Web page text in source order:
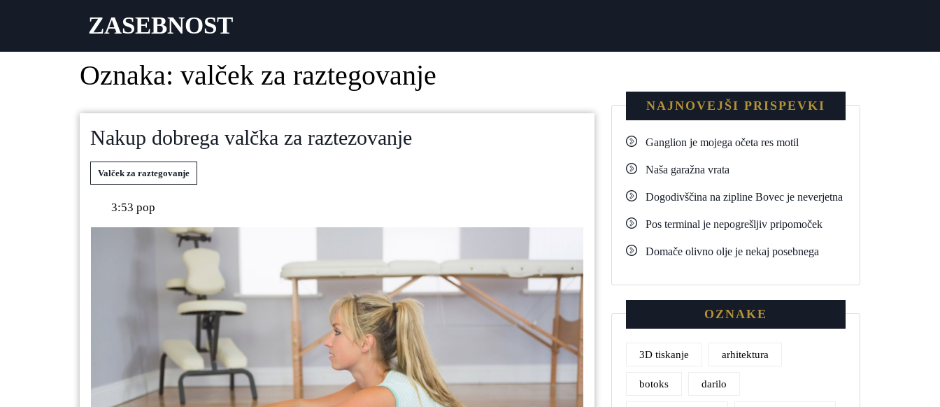
ZASEBNOST
Oznaka: valček za raztegovanje
Nakup dobrega valčka za raztezovanje
Valček za raztegovanje
3:53 pop
NAJNOVEJŠI PRISPEVKI
Ganglion je mojega očeta res motil
Naša garažna vrata
Dogodivščina na zipline Bovec je neverjetna
Pos terminal je nepogrešljiv pripomoček
Domače olivno olje je nekaj posebnega
OZNAKE
3D tiskanje arhitektura
botoks darilo